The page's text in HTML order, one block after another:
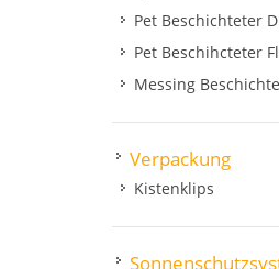
Pet Beschichteter
Pet Beschihcteter
Messing
Verpackung
Kistenklips